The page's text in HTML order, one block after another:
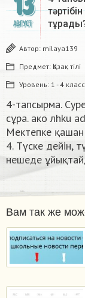
АВГУСТ
Автор: milaya139
Предмет: Қазақ тiлi
Уровень: 1 - 4 класс
4-тапсырма.
сұра. ако лhku
Мектепке
4. Түске дейін,
нешеде
Вам так же